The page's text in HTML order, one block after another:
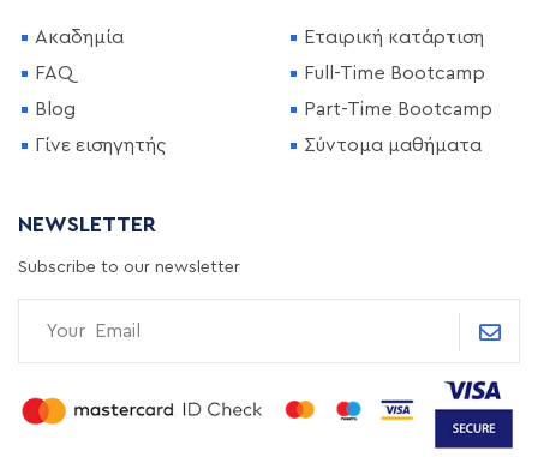
Ακαδημία
FAQ
Blog
Γίνε εισηγητής
Εταιρική κατάρτιση
Full-Time Bootcamp
Part-Time Bootcamp
Σύντομα μαθήματα
NEWSLETTER
Subscribe to our newsletter